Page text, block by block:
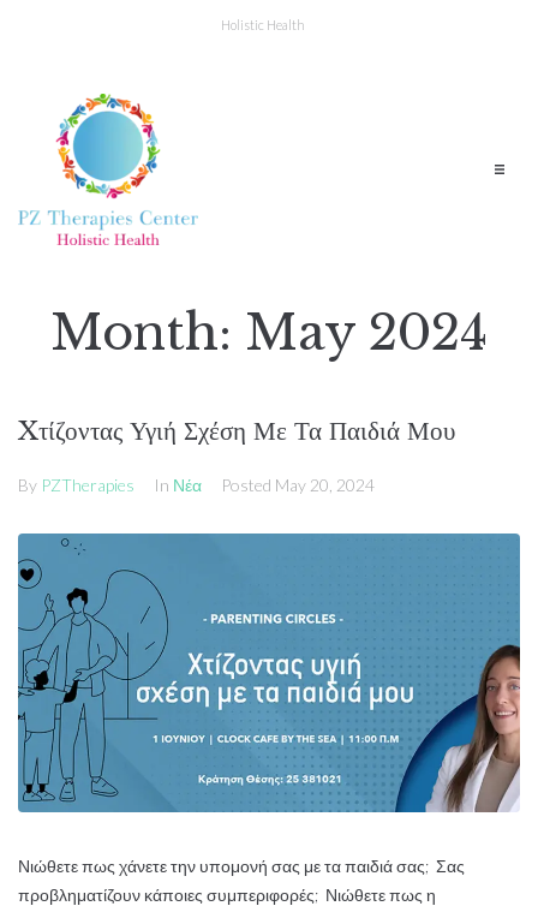
Holistic Health
Month: May 2024
Xτίζοντας Υγιή Σχέση Με Τα Παιδιά Μου
By PZTherapies In Νέα Posted May 20, 2024
Νιώθετε πως χάνετε την υπομονή σας με τα παιδιά σας; Σας
προβληματίζουν κάποιες συμπεριφορές; Νιώθετε πως η